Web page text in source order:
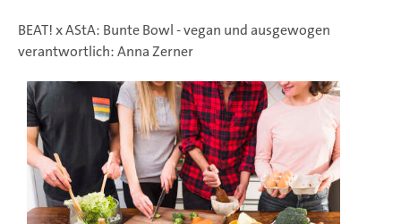
BEAT! x AStA: Bunte Bowl - vegan und ausgewogen
verantwortlich: Anna Zerner